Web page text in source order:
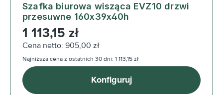
Szafka biurowa wisząca EVZ10 drzwi
przesuwne 160x39x40h
Cena regularna:
1 113,15 zł
Cena netto: 905,00 zł
Najniższa cena z ostatnich 30 dni: 1 113,15 zł
Konfiguruj